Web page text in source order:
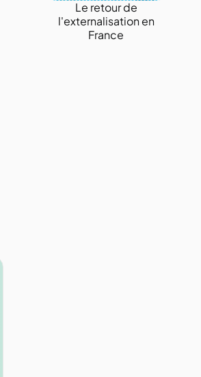
Le retour de
l'externalisation en
France